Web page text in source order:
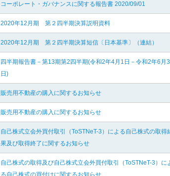
コーポレート・ガバナンスに関する報告書 2020/09/01
2020年12月期 第２四半期決算説明資料
2020年12月期 第２四半期決算短信〔日本基準〕（連結）
四半期報告書－第13期第2四半期(令和2年4月1日－令和2年6月
日)
販売用不動産の購入に関するお知らせ
販売用不動産の購入に関するお知らせ
自己株式立会外買付取引（ToSTNeT-3）による自己株式の取得
果及び取得終了に関するお知らせ
自己株式の取得及び自己株式立会外買付取引（ToSTNeT-3）に
る自己株式の買付けに関するお知らせ